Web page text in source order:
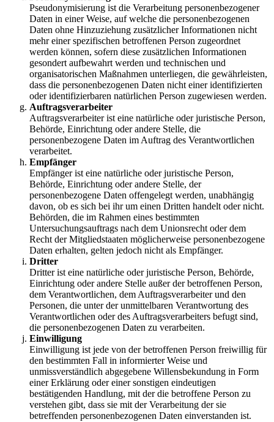
Pseudonymisierung ist die Verarbeitung personenbezogener
Daten in einer Weise, auf welche die personenbezogenen
Daten ohne Hinzuziehung zusätzlicher Informationen nicht
mehr einer spezifischen betroffenen Person zugeordnet
werden können, sofern diese zusätzlichen Informationen
gesondert aufbewahrt werden und technischen und
organisatorischen Maßnahmen unterliegen, die gewährleisten,
dass die personenbezogenen Daten nicht einer identifizierten
oder identifizierbaren natürlichen Person zugewiesen werden.
Auftragsverarbeiter
Auftragsverarbeiter ist eine natürliche oder juristische Person,
Behörde, Einrichtung oder andere Stelle, die
personenbezogene Daten im Auftrag des Verantwortlichen
verarbeitet.
Empfänger
Empfänger ist eine natürliche oder juristische Person,
Behörde, Einrichtung oder andere Stelle, der
personenbezogene Daten offengelegt werden, unabhängig
davon, ob es sich bei ihr um einen Dritten handelt oder nicht.
Behörden, die im Rahmen eines bestimmten
Untersuchungsauftrags nach dem Unionsrecht oder dem
Recht der Mitgliedstaaten möglicherweise personenbezogene
Daten erhalten, gelten jedoch nicht als Empfänger.
Dritter
Dritter ist eine natürliche oder juristische Person, Behörde,
Einrichtung oder andere Stelle außer der betroffenen Person,
dem Verantwortlichen, dem Auftragsverarbeiter und den
Personen, die unter der unmittelbaren Verantwortung des
Verantwortlichen oder des Auftragsverarbeiters befugt sind,
die personenbezogenen Daten zu verarbeiten.
Einwilligung
Einwilligung ist jede von der betroffenen Person freiwillig für
den bestimmten Fall in informierter Weise und
unmissverständlich abgegebene Willensbekundung in Form
einer Erklärung oder einer sonstigen eindeutigen
bestätigenden Handlung, mit der die betroffene Person zu
verstehen gibt, dass sie mit der Verarbeitung der sie
betreffenden personenbezogenen Daten einverstanden ist.